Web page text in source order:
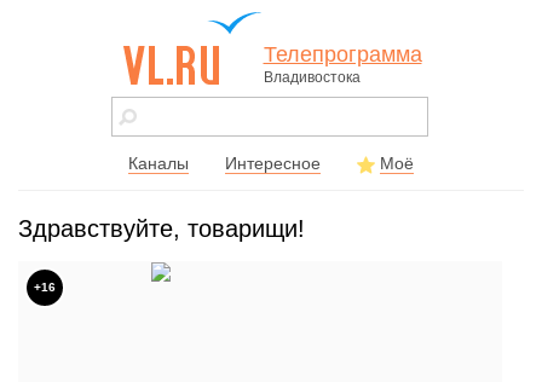
vl.ru - сайт
города
Телепрограмма
Владивостока
Каналы Интересное Моё
Здравствуйте, товарищи!
+16